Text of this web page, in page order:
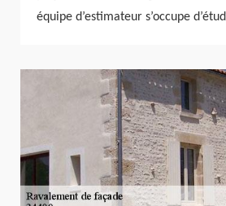
équipe d’estimateur s’occupe